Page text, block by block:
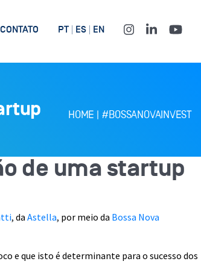
CONTATO PT ES EN
HOME | #BOSSANOVAINVEST
de uma startup
, da Astella, por meio da Bossa Nova
e que isto é determinante para o sucesso dos